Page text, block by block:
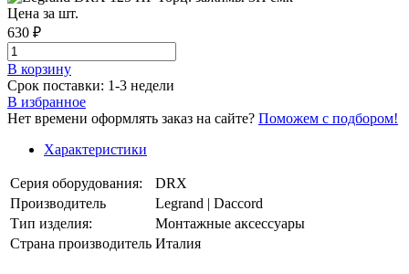
Цена за шт.
630 ₽
В корзинy
Срок поставки: 1-3 недели
В избранное
Нет времени оформлять заказ на сайте? Поможем с подбором!
Характеристики
Серия оборудования:
DRX
Производитель
Legrand | Daccord
Тип изделия:
Монтажные аксессуары
Страна производитель Италия